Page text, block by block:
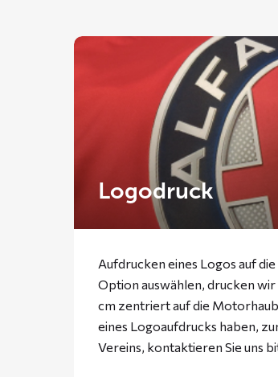
Logodruck
Aufdrucken eines Logos auf
Option auswählen, drucken
cm zentriert auf die
eines Logoaufdrucks haben,
Vereins, kontaktieren Sie uns